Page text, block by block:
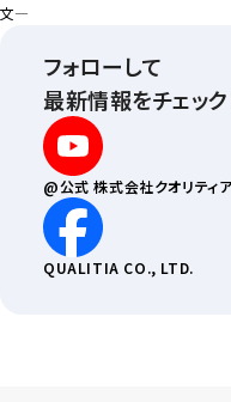
文―
フォローして
最新情報をチェック
@公式 株式会社クオリティ
QUALITIA CO., LTD.